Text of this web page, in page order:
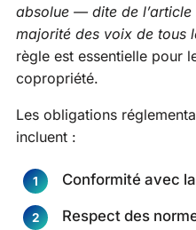
absolue — dite de
majorité des voix de tous
règle est essentielle pour
copropriété.
Les obligations
incluent :
Conformité avec
Respect des